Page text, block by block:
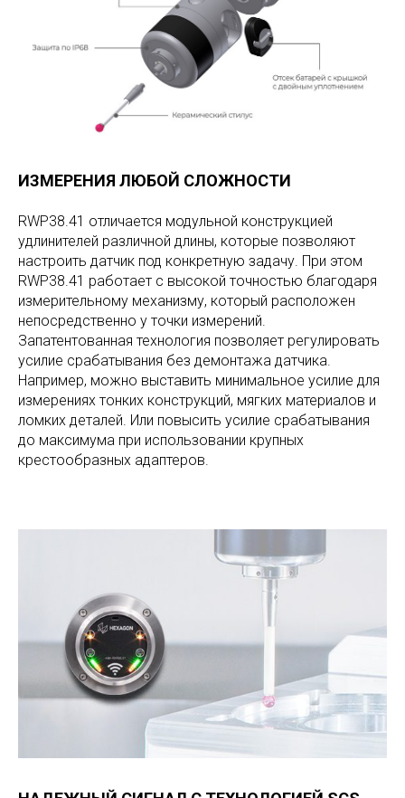
ИЗМЕРЕНИЯ ЛЮБОЙ СЛОЖНОСТИ
RWP38.41 отличается модульной конструкцией
удлинителей различной длины, которые позволяют
настроить датчик под конкретную задачу. При этом
RWP38.41 работает с высокой точностью благодаря
измерительному механизму, который расположен
непосредственно у точки измерений.
Запатентованная технология позволяет регулировать
усилие срабатывания без демонтажа датчика.
Например, можно выставить минимальное усилие для
измерениях тонких конструкций, мягких материалов и
ломких деталей. Или повысить усилие срабатывания
до максимума при использовании крупных
крестообразных адаптеров.